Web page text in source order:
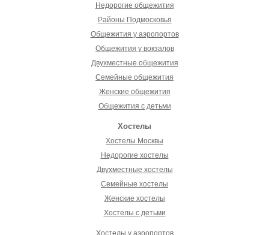
Недорогие общежития
Районы Подмосковья
Общежития у аэропортов
Общежития у вокзалов
Двухместные общежития
Семейные общежития
Женские общежития
Общежития с детьми
Хостелы
Хостелы Москвы
Недорогие хостелы
Двухместные хостелы
Семейные хостелы
Женские хостелы
Хостелы с детьми
Хостелы у аэропортов